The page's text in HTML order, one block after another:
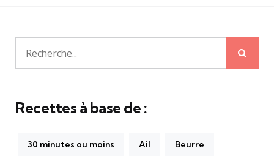
Recherche
pour:
Recettes à base de :
30 minutes ou moins Ail Beurre